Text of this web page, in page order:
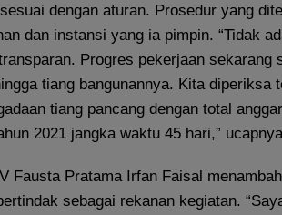
dengan aturan. Prosedur yang
dan instansi yang ia pimpin. “Tidak
Progres pekerjaan sekarang
tiang bangunannya. Kita diperiksa
tiang pancang dengan total
2021 jangka waktu 45 hari,”
Fausta Pratama Irfan Faisal
sebagai rekanan kegiatan.